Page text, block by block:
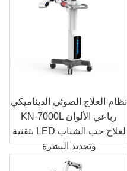
نظام العلاج الضوئي الديناميكي
KN-7000L رباعي الألوان
بتقنية LED لعلاج حب الشباب
وتجديد البشرة